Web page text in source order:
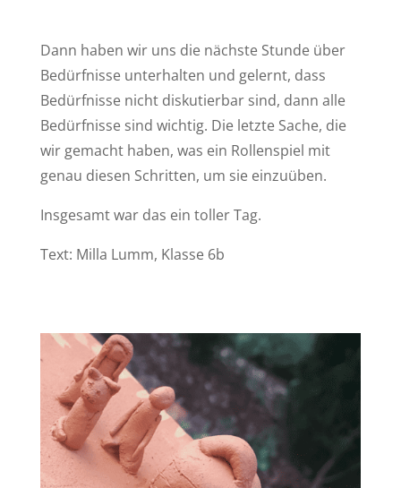
Dann haben wir uns die nächste Stunde über
Bedürfnisse unterhalten und gelernt, dass
Bedürfnisse nicht diskutierbar sind, dann alle
Bedürfnisse sind wichtig. Die letzte Sache, die
wir gemacht haben, was ein Rollenspiel mit
genau diesen Schritten, um sie einzuüben.
Insgesamt war das ein toller Tag.
Text: Milla Lumm, Klasse 6b